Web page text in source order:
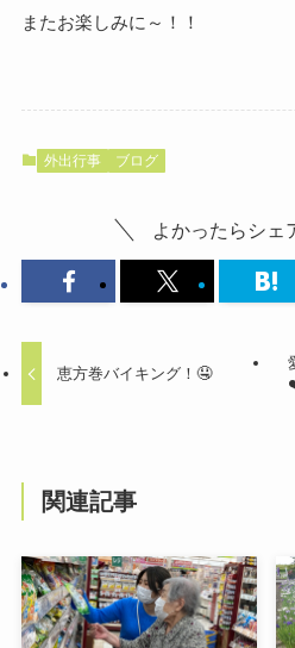
またお楽しみに～！！
外出行事 ブログ
よかったらシェ
恵方巻バイキング！🤤
関連記事